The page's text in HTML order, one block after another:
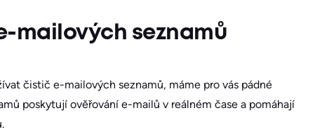
mailových seznamů
čistič e-mailových seznamů, máme pro vás pádné
poskytují ověřování e-mailů v reálném čase a pomáhají